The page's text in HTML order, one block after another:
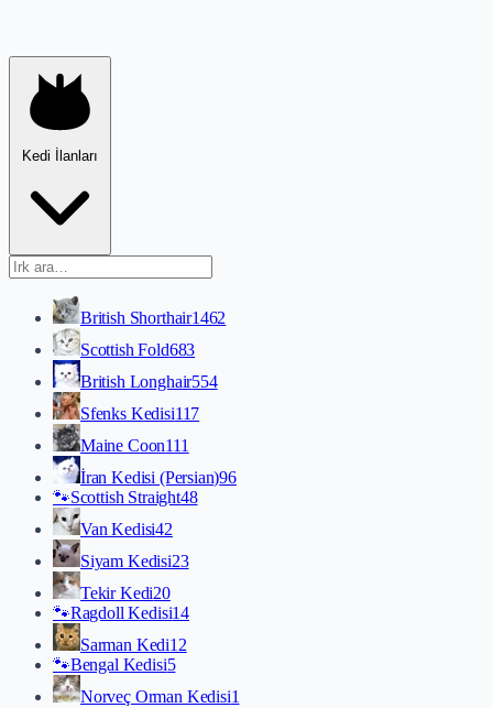
Kedi İlanları
British Shorthair1462
Scottish Fold683
British Longhair554
Sfenks Kedisi117
Maine Coon111
İran Kedisi (Persian)96
🐾Scottish Straight48
Van Kedisi42
Siyam Kedisi23
Tekir Kedi20
🐾Ragdoll Kedisi14
Sarman Kedi12
🐾Bengal Kedisi5
Norveç Orman Kedisi1